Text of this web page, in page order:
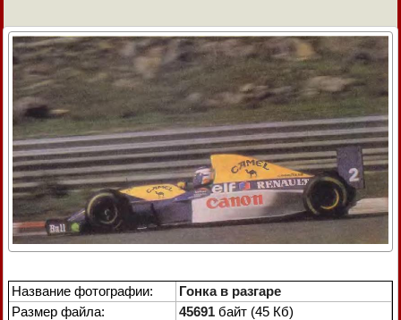
Название фотографии:
Гонка в разгаре
Размер файла:
45691 байт (45 Кб)